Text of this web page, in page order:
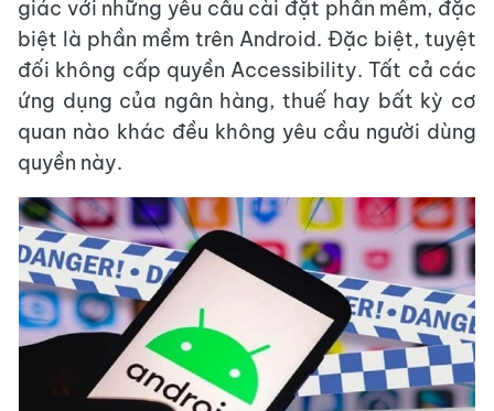
giác với những yêu cầu cài đặt phần mềm, đặc
biệt là phần mềm trên Android. Đặc biệt, tuyệt
đối không cấp quyền Accessibility. Tất cả các
ứng dụng của ngân hàng, thuế hay bất kỳ cơ
quan nào khác đều không yêu cầu người dùng
quyền này.